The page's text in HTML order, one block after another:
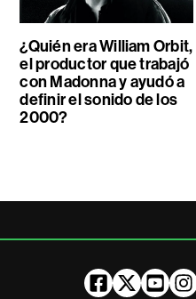
¿Quién era William Orbit,
el productor que trabajó
con Madonna y ayudó a
definir el sonido de los
2000?